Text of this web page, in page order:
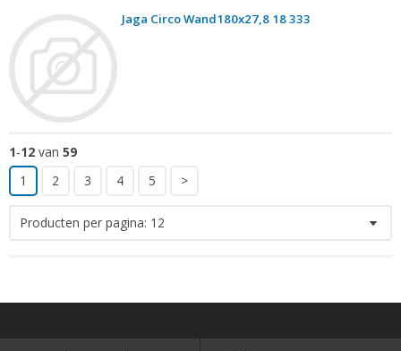
Jaga Circo Wand180x27,8 18 333
1-12 van 59
1
2 3 4 5 >
Producten per pagina: 12